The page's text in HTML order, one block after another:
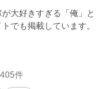
ころがある「先輩」の物語。 他サイトでも掲載しています。
件